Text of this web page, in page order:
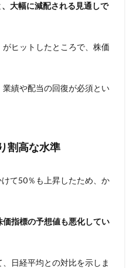
大幅に減配される見通しで
がヒットしたところで、株価
績や配当の回復が必須とい
割高な水準
て50％も上昇したため、か
指標の予想値も悪化してい
日経平均との対比を示しま